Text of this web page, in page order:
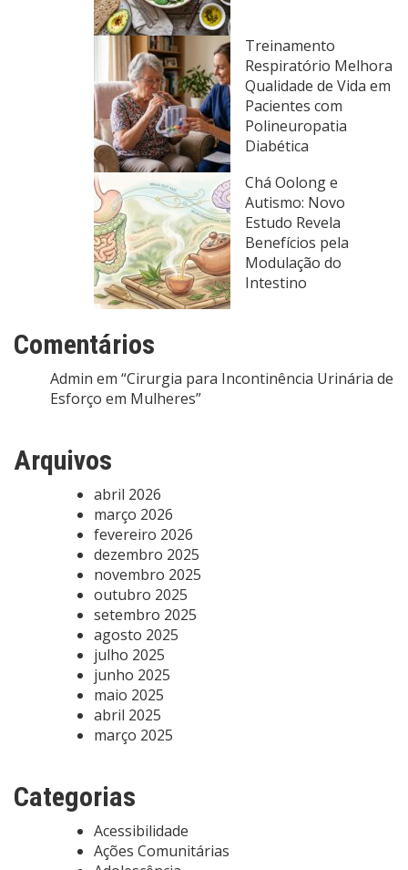
Treinamento
Respiratório Melhora
Qualidade de Vida em
Pacientes com
Polineuropatia
Diabética
Chá Oolong e
Autismo: Novo
Estudo Revela
Benefícios pela
Modulação do
Intestino
Comentários
Admin em “Cirurgia para Incontinência Urinária de
Esforço em Mulheres”
Arquivos
abril 2026
março 2026
fevereiro 2026
dezembro 2025
novembro 2025
outubro 2025
setembro 2025
agosto 2025
julho 2025
junho 2025
maio 2025
abril 2025
março 2025
Categorias
Acessibilidade
Ações Comunitárias